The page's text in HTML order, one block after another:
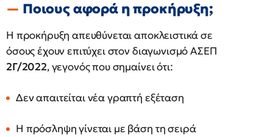
Ποιους αφορά η προκήρυξη;
Η προκήρυξη απευθύνεται αποκλειστικά σε
όσους έχουν επιτύχει στον διαγωνισμό ΑΣΕΠ
2Γ/2022, γεγονός που σημαίνει ότι:
Δεν απαιτείται νέα γραπτή εξέταση
Η πρόσληψη γίνεται με βάση τη σειρά